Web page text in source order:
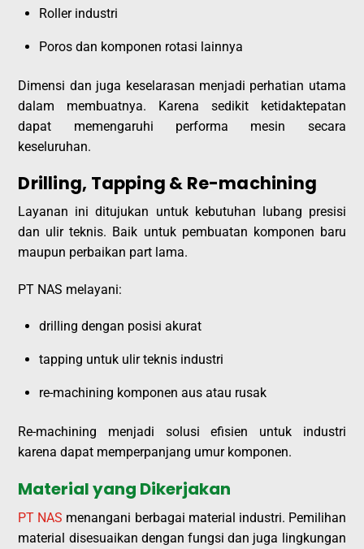
Roller industri
Poros dan komponen rotasi lainnya
Dimensi dan juga keselarasan menjadi perhatian utama
dalam membuatnya. Karena sedikit ketidaktepatan
dapat memengaruhi performa mesin secara
keseluruhan.
Drilling, Tapping & Re-machining
Layanan ini ditujukan untuk kebutuhan lubang presisi
dan ulir teknis. Baik untuk pembuatan komponen baru
maupun perbaikan part lama.
PT NAS melayani:
drilling dengan posisi akurat
tapping untuk ulir teknis industri
re-machining komponen aus atau rusak
Re-machining menjadi solusi efisien untuk industri
karena dapat memperpanjang umur komponen.
Material yang Dikerjakan
PT NAS menangani berbagai material industri. Pemilihan
material disesuaikan dengan fungsi dan juga lingkungan